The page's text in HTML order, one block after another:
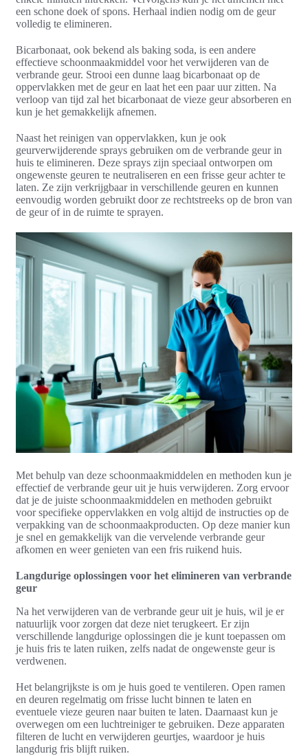
een schone doek of spons. Herhaal indien nodig om de geur
volledig te elimineren.
Bicarbonaat, ook bekend als baking soda, is een andere
effectieve schoonmaakmiddel voor het verwijderen van de
verbrande geur. Strooi een dunne laag bicarbonaat op de
oppervlakken met de geur en laat het een paar uur zitten. Na
verloop van tijd zal het bicarbonaat de vieze geur absorberen en
kun je het gemakkelijk afnemen.
Naast het reinigen van oppervlakken, kun je ook
geurverwijderende sprays gebruiken om de verbrande geur in
huis te elimineren. Deze sprays zijn speciaal ontworpen om
ongewenste geuren te neutraliseren en een frisse geur achter te
laten. Ze zijn verkrijgbaar in verschillende geuren en kunnen
eenvoudig worden gebruikt door ze rechtstreeks op de bron van
de geur of in de ruimte te sprayen.
Met behulp van deze schoonmaakmiddelen en methoden kun je
effectief de verbrande geur uit je huis verwijderen. Zorg ervoor
dat je de juiste schoonmaakmiddelen en methoden gebruikt
voor specifieke oppervlakken en volg altijd de instructies op de
verpakking van de schoonmaakproducten. Op deze manier kun
je snel en gemakkelijk van die vervelende verbrande geur
afkomen en weer genieten van een fris ruikend huis.
Langdurige oplossingen voor het elimineren van verbrande
geur
Na het verwijderen van de verbrande geur uit je huis, wil je er
natuurlijk voor zorgen dat deze niet terugkeert. Er zijn
verschillende langdurige oplossingen die je kunt toepassen om
je huis fris te laten ruiken, zelfs nadat de ongewenste geur is
verdwenen.
Het belangrijkste is om je huis goed te ventileren. Open ramen
en deuren regelmatig om frisse lucht binnen te laten en
eventuele vieze geuren naar buiten te laten. Daarnaast kun je
overwegen om een luchtreiniger te gebruiken. Deze apparaten
filteren de lucht en verwijderen geurtjes, waardoor je huis
langdurig fris blijft ruiken.